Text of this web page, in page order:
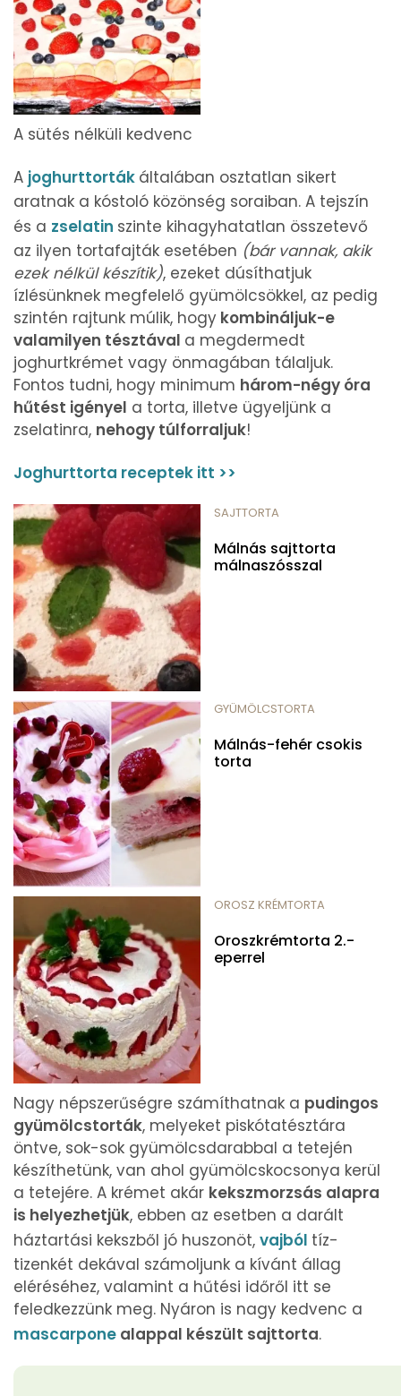
A sütés nélküli kedvenc
A joghurttorták általában osztatlan sikert
aratnak a kóstoló közönség soraiban. A tejszín
és a zselatin szinte kihagyhatatlan összetevő
az ilyen tortafajták esetében (bár vannak, akik
ezek nélkül készítik), ezeket dúsíthatjuk
ízlésünknek megfelelő gyümölcsökkel, az pedig
szintén rajtunk múlik, hogy kombináljuk-e
valamilyen tésztával a megdermedt
joghurtkrémet vagy önmagában tálaljuk.
Fontos tudni, hogy minimum három-négy óra
hűtést igényel a torta, illetve ügyeljünk a
zselatinra, nehogy túlforraljuk!
Joghurttorta receptek itt >>
SAJTTORTA
Málnás sajttorta
málnaszósszal
GYÜMÖLCSTORTA
Málnás-fehér csokis
torta
OROSZ KRÉMTORTA
Oroszkrémtorta 2.-
eperrel
Nagy népszerűségre számíthatnak a pudingos
gyümölcstorták, melyeket piskótatésztára
öntve, sok-sok gyümölcsdarabbal a tetején
készíthetünk, van ahol gyümölcskocsonya kerül
a tetejére. A krémet akár kekszmorzsás alapra
is helyezhetjük, ebben az esetben a darált
háztartási kekszből jó huszonöt, vajból tíz-
tizenkét dekával számoljunk a kívánt állag
eléréséhez, valamint a hűtési időről itt se
feledkezzünk meg. Nyáron is nagy kedvenc a
mascarpone alappal készült sajttorta.